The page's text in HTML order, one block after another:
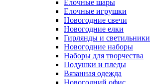
Елочные шары
Елочные игрушки
Новогодние свечи
Новогодние елки
Гирлянды и светильники
Новогодние наборы
Наборы для творчества
Подушки и пледы
Вязанная одежда
Новогодний офис